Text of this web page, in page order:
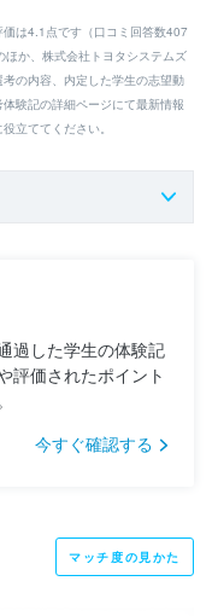
は4.1点です（口コミ回答数407
か、株式会社トヨタシステムズ
の内容、内定した学生の志望動
験記の詳細ページにて最新情報
立ててください。
過した学生の体験記
評価されたポイント
今すぐ確認する
マッチ度の見かた